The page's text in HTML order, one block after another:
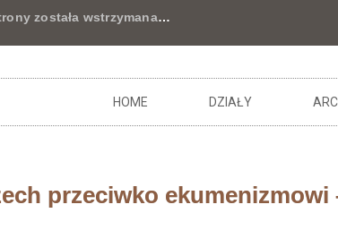
wstrzymana…
HOME DZIAŁY
przeciwko ekumenizmowi